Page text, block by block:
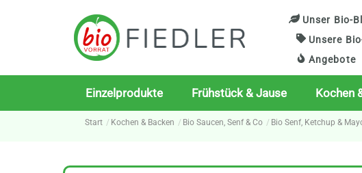
Unser Bio-
Unsere
Angebote
Einzelprodukte Frühstück & Jause Kochen
Start Kochen & Backen Bio Saucen, Senf & Co Bio Senf, Ketchup &